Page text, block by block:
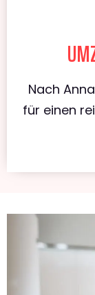
Nach
für einen